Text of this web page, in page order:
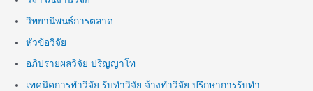
วิทยานิพนธ์การตลาด
หัวข้อวิจัย
อภิปรายผลวิจัย ปริญญาโท
เทคนิคการทำวิจัย รับทำวิจัย จ้างทำวิจัย ปรึกษาการรับทำ